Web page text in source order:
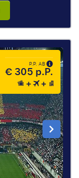
P.P. AB
€ 305 p.P.